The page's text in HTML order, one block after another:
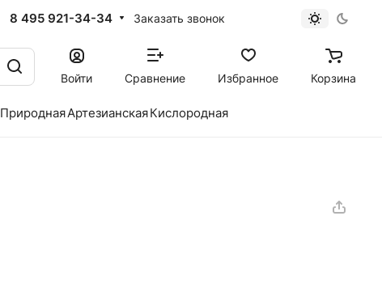
8 495 921-34-34 Заказать звонок
Войти Сравнение Избранное Корзина
ПрироднаяАртезианскаяКислородная